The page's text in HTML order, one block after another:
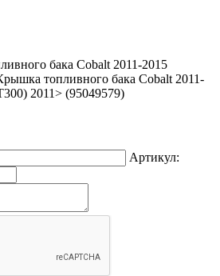
бака Cobalt 2011-2015
топливного бака Cobalt 2011-
2011> (95049579)
Артикул: